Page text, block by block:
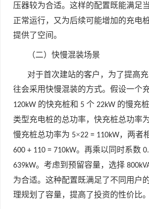
压器较为合适。这样的配置既能满足
正常运行，又为后续可能增加的充电
提供了空间。
（二）快慢混装场景
对于首次建站的客户，为了提高
往会采用快慢混装的方式。假设一个
120kW 的快充桩和 5 个 22kW 的慢充
类型充电桩的总功率，快充桩总功率
慢充桩总功率为 5×22 = 110kW，两者
600 + 110 = 710kW。再乘以同时系数
639kW。考虑到预留容量，选择
为合适。这种配置既满足了不同用户
理规划了容量，提高了投资的性价比。